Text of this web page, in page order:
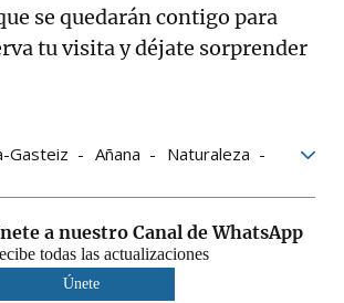
se quedarán contigo para
tu visita y déjate sorprender
Gasteiz Añana
Naturaleza
a nuestro Canal de WhatsApp
todas las actualizaciones
Únete